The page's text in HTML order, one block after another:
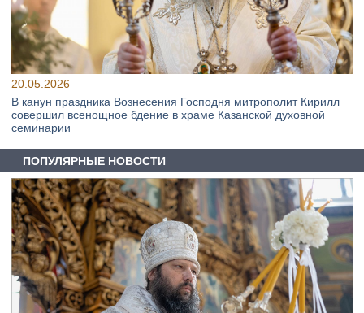
20.05.2026
В канун праздника Вознесения Господня митрополит Кирилл
совершил всенощное бдение в храме Казанской духовной
семинарии
ПОПУЛЯРНЫЕ НОВОСТИ